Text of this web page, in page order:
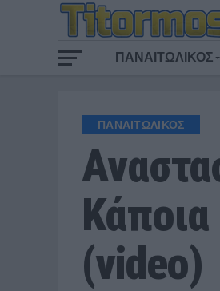
ΠΑΝΑΙΤΩΛΙΚΟΣ
ΠΑΝΑΙΤΩΛΙΚΟΣ
(video)